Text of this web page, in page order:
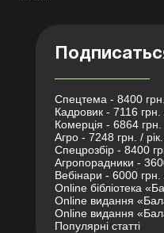
Спецтема - 8400 грн.
Кадровик - 7116 грн. /
Комерція - 6864 грн.
Агро - 7248 грн. / рік.
Спецрозбір - 8400
Агропорадники -
Вебінари - 6000 грн. /
Online бібліотека
Online видання
Online видання
Популярні статті